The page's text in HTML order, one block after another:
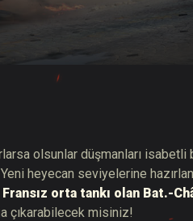
Ganimetleri Rehberi
olsunlar düşmanları
heyecan seviyelerine
orta tankı olan Bat.-
çıkarabilecek misiniz!